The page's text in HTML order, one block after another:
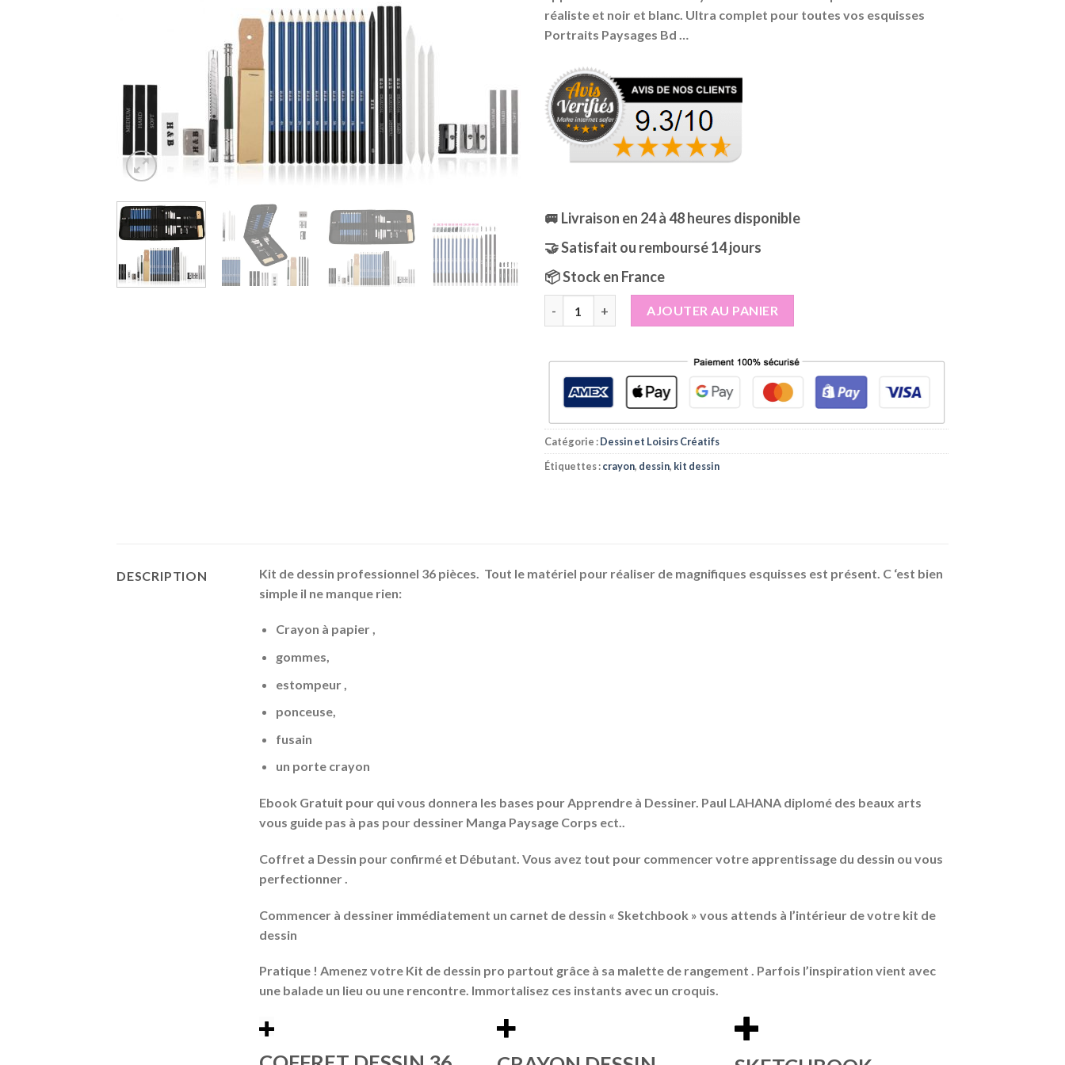
24,99€.18,99€.
réaliste et noir et blanc. Ultra complet pour toutes vos esquisses
Portraits Paysages Bd …
🚐 Livraison en 24 à 48 heures disponible
🤝 Satisfait ou remboursé 14 jours
📦 Stock en France
AJOUTER AU PANIER
Catégorie :Dessin et Loisirs Créatifs
Étiquettes :crayon, dessin, kit dessin
DESCRIPTION Kit de dessin professionnel 36 pièces. Tout le matériel pour réaliser de magnifiques esquisses est présent. C ‘est bien
simple il ne manque rien:
Crayon à papier ,
gommes,
estompeur ,
ponceuse,
fusain
un porte crayon
Ebook Gratuit pour qui vous donnera les bases pour Apprendre à Dessiner. Paul LAHANA diplomé des beaux arts
vous guide pas à pas pour dessiner Manga Paysage Corps ect..
Coffret a Dessin pour confirmé et Débutant. Vous avez tout pour commencer votre apprentissage du dessin ou vous
perfectionner .
Commencer à dessiner immédiatement un carnet de dessin « Sketchbook » vous attends à l’intérieur de votre kit de
dessin
Pratique ! Amenez votre Kit de dessin pro partout grâce à sa malette de rangement . Parfois l’inspiration vient avec
une balade un lieu ou une rencontre. Immortalisez ces instants avec un croquis.